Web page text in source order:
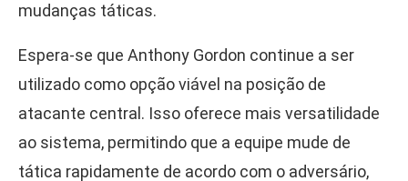
mudanças táticas.
Espera-se que Anthony Gordon continue a ser
utilizado como opção viável na posição de
atacante central. Isso oferece mais versatilidade
ao sistema, permitindo que a equipe mude de
tática rapidamente de acordo com o adversário,